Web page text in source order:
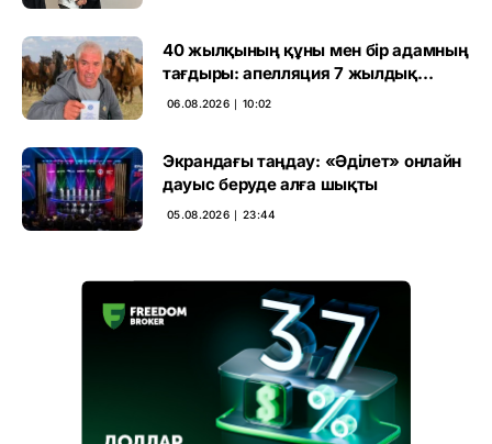
40 жылқының құны мен бір адамның
тағдыры: апелляция 7 жылдық
үкімді бұзды
06.08.2026 ∣ 10:02
Экрандағы таңдау: «Әділет» онлайн
дауыс беруде алға шықты
05.08.2026 ∣ 23:44